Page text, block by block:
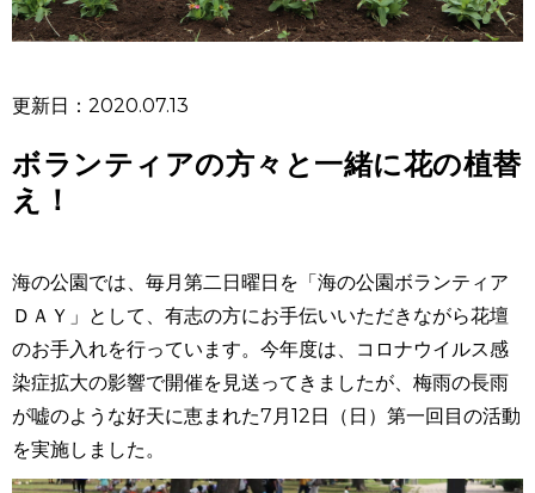
更新日：2020.07.13
ボランティアの方々と一緒に花の植替
え！
海の公園では、毎月第二日曜日を「海の公園ボランティア
ＤＡＹ」として、有志の方にお手伝いいただきながら花壇
のお手入れを行っています。今年度は、コロナウイルス感
染症拡大の影響で開催を見送ってきましたが、梅雨の長雨
が嘘のような好天に恵まれた7月12日（日）第一回目の活動
を実施しました。